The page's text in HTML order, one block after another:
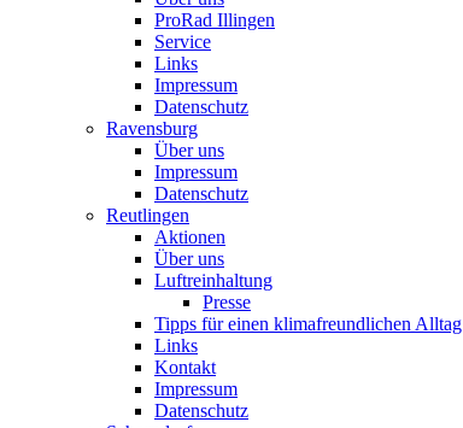
ProRad Illingen
Service
Links
Impressum
Datenschutz
Ravensburg
Über uns
Impressum
Datenschutz
Reutlingen
Aktionen
Über uns
Luftreinhaltung
Presse
Tipps für einen klimafreundlichen Alltag
Links
Kontakt
Impressum
Datenschutz